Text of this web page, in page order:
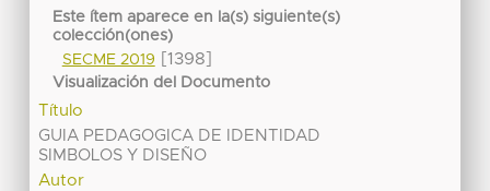
Este ítem aparece en la(s) siguiente(s)
colección(ones)
SECME 2019
[1398]
Visualización del Documento
Título
GUIA PEDAGOGICA DE IDENTIDAD
SIMBOLOS Y DISEÑO
Autor